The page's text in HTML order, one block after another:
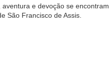
aventura e devoção se
São Francisco de Assis.